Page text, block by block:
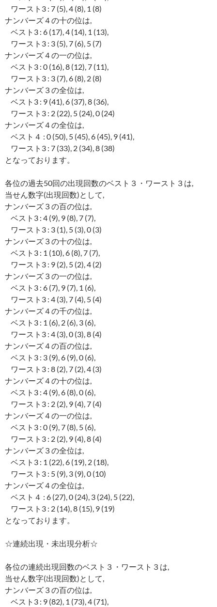
ワースト3 : 7 (5), 4 (8), 1 (8)
ナンバーズ４の十の位は,
ベスト3 : 6 (17), 4 (14), 1 (13),
ワースト3 : 3 (5), 7 (6), 5 (7)
ナンバーズ４の一の位は,
ベスト3 : 0 (16), 8 (12), 7 (11),
ワースト3 : 3 (7), 6 (8), 2 (8)
ナンバーズ３の全位は,
ベスト3 : 9 (41), 6 (37), 8 (36),
ワースト3 : 2 (22), 5 (24), 0 (24)
ナンバーズ４の全位は,
ベスト４ : 0 (50), 5 (45), 6 (45), 9 (41),
ワースト3 : 7 (33), 2 (34), 8 (38)
となっております。
各位の過去50回の出現回数のベスト３・ワースト３は,
当せん数字(出現回数)として,
ナンバーズ３の百の位は,
ベスト3 : 4 (9), 9 (8), 7 (7),
ワースト3 : 3 (1), 5 (3), 0 (3)
ナンバーズ３の十の位は,
ベスト3 : 1 (10), 6 (8), 7 (7),
ワースト3 : 9 (2), 5 (2), 4 (2)
ナンバーズ３の一の位は,
ベスト3 : 6 (7), 9 (7), 1 (6),
ワースト3 : 4 (3), 7 (4), 5 (4)
ナンバーズ４の千の位は,
ベスト3 : 1 (6), 2 (6), 3 (6),
ワースト3 : 4 (3), 0 (3), 8 (4)
ナンバーズ４の百の位は,
ベスト3 : 3 (9), 6 (9), 0 (6),
ワースト3 : 8 (2), 7 (2), 4 (3)
ナンバーズ４の十の位は,
ベスト3 : 4 (9), 6 (8), 0 (6),
ワースト3 : 2 (2), 9 (4), 7 (4)
ナンバーズ４の一の位は,
ベスト3 : 0 (9), 7 (8), 5 (6),
ワースト3 : 2 (2), 9 (4), 8 (4)
ナンバーズ３の全位は,
ベスト3 : 1 (22), 6 (19), 2 (18),
ワースト3 : 5 (9), 3 (9), 0 (10)
ナンバーズ４の全位は,
ベスト４ : 6 (27), 0 (24), 3 (24), 5 (22),
ワースト3 : 2 (14), 8 (15), 9 (19)
となっております。
☆連続出現・未出現分析☆
各位の連続出現回数のベスト３・ワースト３は,
当せん数字(出現回数)として,
ナンバーズ３の百の位は,
ベスト3 : 9 (82), 1 (73), 4 (71),